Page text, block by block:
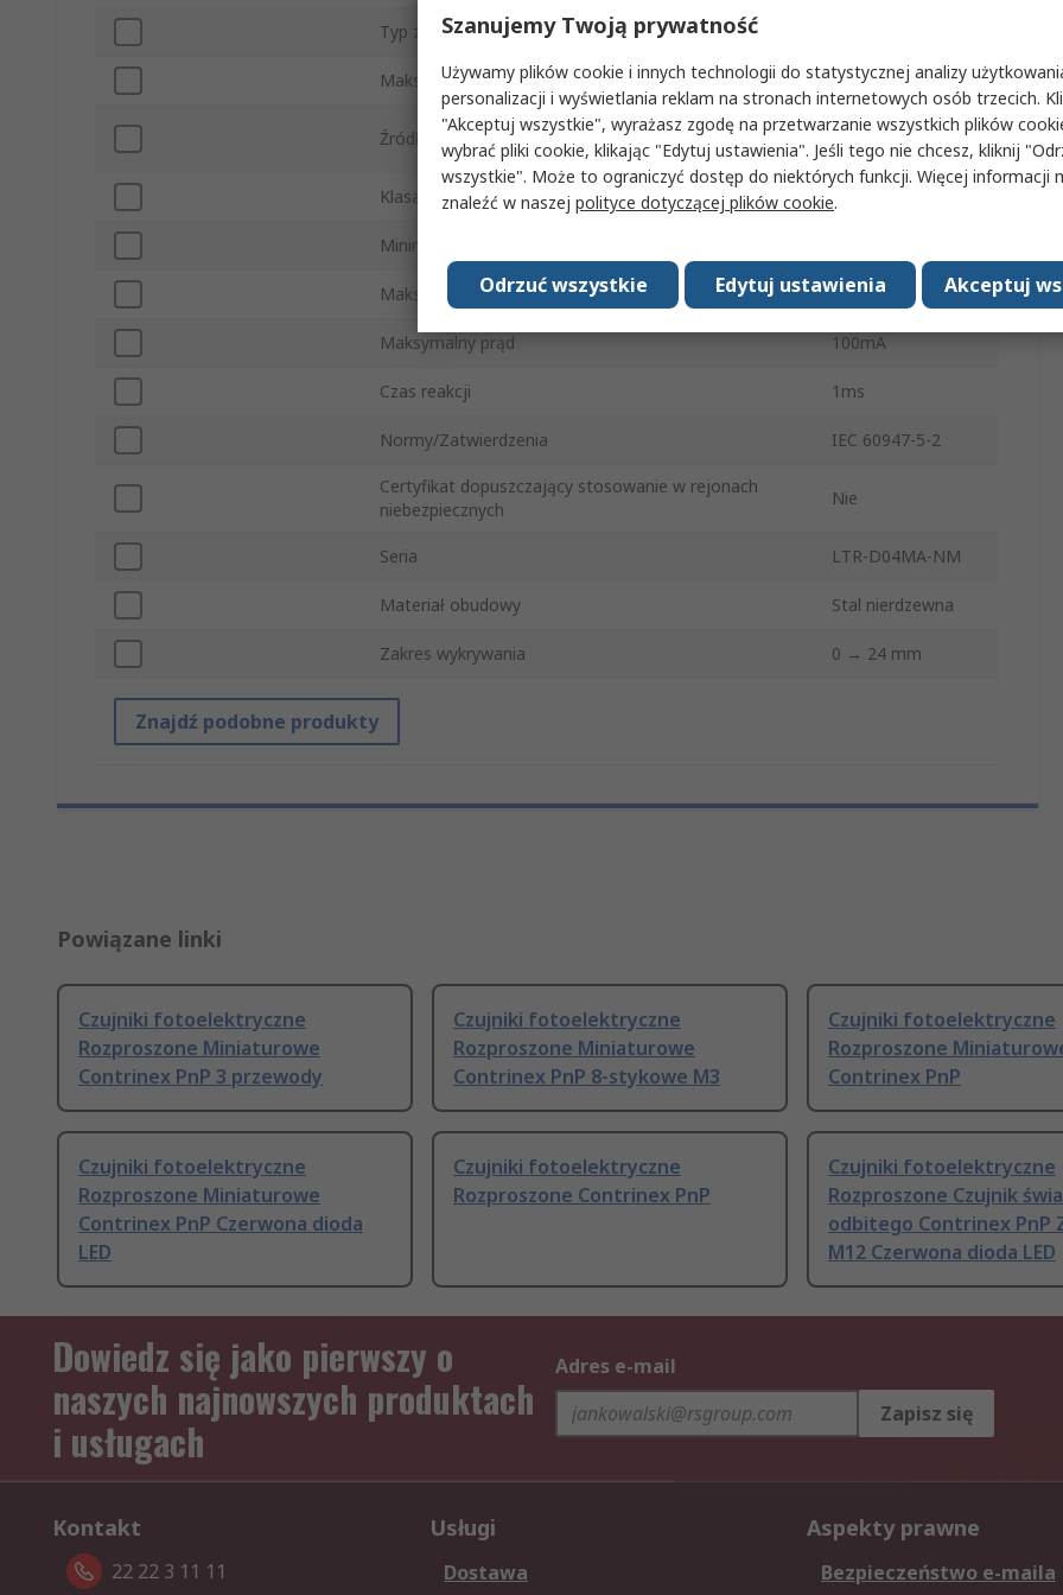
Typ złącza
Maksymalne napięcie DC 30V dc
Źródło światła
Czerwona dioda
LED
Klasa IP IP67
Minimalna temperatura robocza
Maksymalna temperatura robocza 65°C
Maksymalny prąd 100mA
Czas reakcji 1ms
Normy/Zatwierdzenia IEC 60947-5-2
Certyfikat dopuszczający stosowanie w rejonach
niebezpiecznych
Nie
Seria LTR-D04MA-NM
Materiał obudowy Stal nierdzewna
Zakres wykrywania 0 → 24 mm
Znajdź podobne produkty
Powiązane linki
Czujniki fotoelektryczne
Rozproszone Miniaturowe
Contrinex PnP 3 przewody
Czujniki fotoelektryczne
Rozproszone Miniaturowe
Contrinex PnP 8-stykowe M3
Czujniki fotoelektryczne
Rozproszone
Contrinex PnP
Czujniki fotoelektryczne
Rozproszone Miniaturowe
Contrinex PnP Czerwona dioda
LED
Czujniki fotoelektryczne
Rozproszone Contrinex PnP
Czujniki fotoelektryczne
Rozproszone Czujnik
odbitego Contrinex PnP
M12 Czerwona dioda LED
Dowiedz się jako pierwszy o
naszych najnowszych produktach
i usługach
Adres e-mail
Zapisz się
Kontakt
22 22 3 11 11
Usługi
Dostawa
Aspekty prawne
Bezpieczeństwo e-maila
Szanujemy Twoją prywatność
Używamy plików cookie i innych technologii do statystycznej analizy
personalizacji i wyświetlania reklam na stronach internetowych osób trzecich.
"Akceptuj wszystkie", wyrażasz zgodę na przetwarzanie wszystkich plików
wybrać pliki cookie, klikając "Edytuj ustawienia". Jeśli tego nie chcesz, kliknij
wszystkie". Może to ograniczyć dostęp do niektórych funkcji. Więcej informacji
znaleźć w naszej polityce dotyczącej plików cookie.
Akceptuj
Edytuj ustawienia
Odrzuć wszystkie